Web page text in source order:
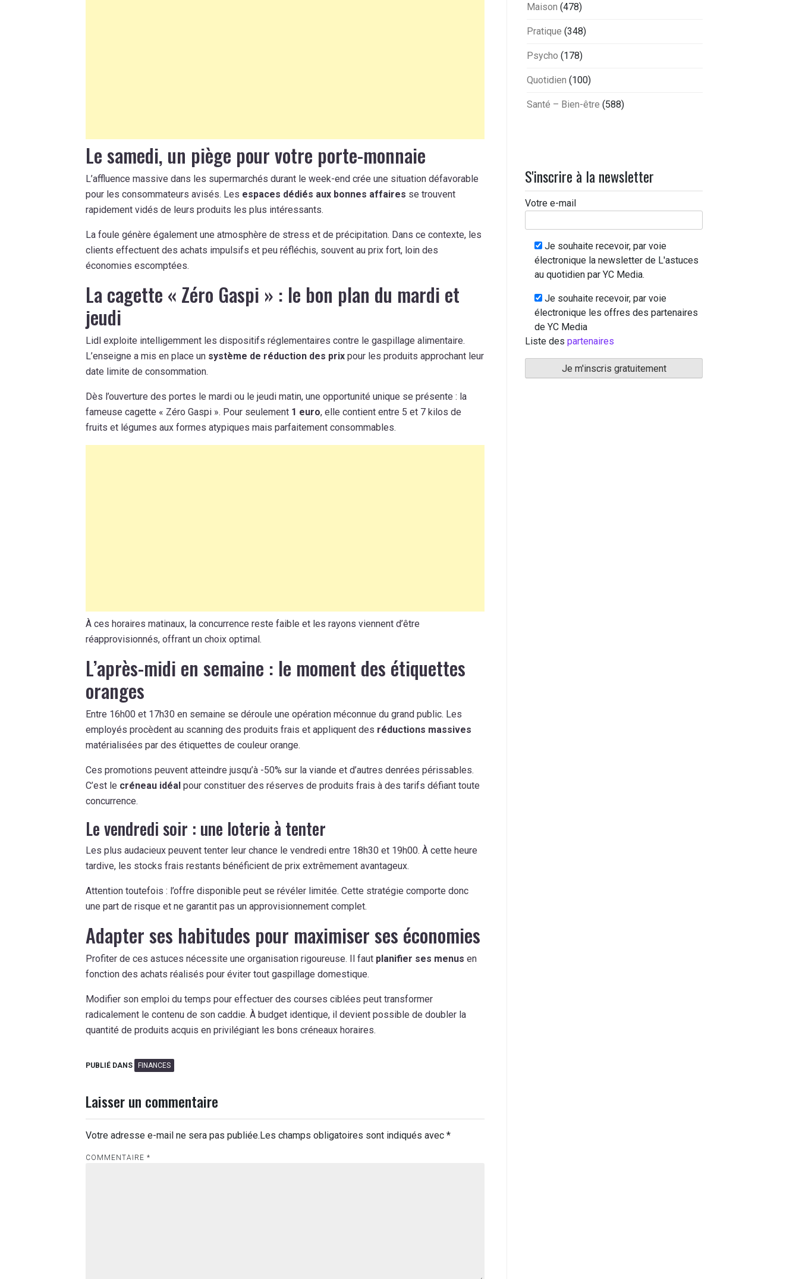
Le samedi, un piège pour votre porte-monnaie
L’affluence massive dans les supermarchés durant le week-end crée une situation défavorable
pour les consommateurs avisés. Les espaces dédiés aux bonnes affaires se trouvent
rapidement vidés de leurs produits les plus intéressants.
La foule génère également une atmosphère de stress et de précipitation. Dans ce contexte, les
clients effectuent des achats impulsifs et peu réfléchis, souvent au prix fort, loin des
économies escomptées.
La cagette « Zéro Gaspi » : le bon plan du mardi et
jeudi
Lidl exploite intelligemment les dispositifs réglementaires contre le gaspillage alimentaire.
L’enseigne a mis en place un système de réduction des prix pour les produits approchant leur
date limite de consommation.
Dès l’ouverture des portes le mardi ou le jeudi matin, une opportunité unique se présente : la
fameuse cagette « Zéro Gaspi ». Pour seulement 1 euro, elle contient entre 5 et 7 kilos de
fruits et légumes aux formes atypiques mais parfaitement consommables.
À ces horaires matinaux, la concurrence reste faible et les rayons viennent d’être
réapprovisionnés, offrant un choix optimal.
L’après-midi en semaine : le moment des étiquettes
oranges
Entre 16h00 et 17h30 en semaine se déroule une opération méconnue du grand public. Les
employés procèdent au scanning des produits frais et appliquent des réductions massives
matérialisées par des étiquettes de couleur orange.
Ces promotions peuvent atteindre jusqu’à -50% sur la viande et d’autres denrées périssables.
C’est le créneau idéal pour constituer des réserves de produits frais à des tarifs défiant toute
concurrence.
Le vendredi soir : une loterie à tenter
Les plus audacieux peuvent tenter leur chance le vendredi entre 18h30 et 19h00. À cette heure
tardive, les stocks frais restants bénéficient de prix extrêmement avantageux.
Attention toutefois : l’offre disponible peut se révéler limitée. Cette stratégie comporte donc
une part de risque et ne garantit pas un approvisionnement complet.
Adapter ses habitudes pour maximiser ses économies
Profiter de ces astuces nécessite une organisation rigoureuse. Il faut planifier ses menus en
fonction des achats réalisés pour éviter tout gaspillage domestique.
Modifier son emploi du temps pour effectuer des courses ciblées peut transformer
radicalement le contenu de son caddie. À budget identique, il devient possible de doubler la
quantité de produits acquis en privilégiant les bons créneaux horaires.
PUBLIÉ DANS FINANCES
Laisser un commentaire
Votre adresse e-mail ne sera pas publiée. Les champs obligatoires sont indiqués avec *
COMMENTAIRE *
Maison (478)
Pratique (348)
Psycho (178)
Quotidien (100)
Santé – Bien-être (588)
S'inscrire à la newsletter
Votre e-mail
Je souhaite recevoir, par voie
électronique la newsletter de L'astuces
au quotidien par YC Media.
Je souhaite recevoir, par voie
électronique les offres des partenaires
de YC Media
Liste des partenaires